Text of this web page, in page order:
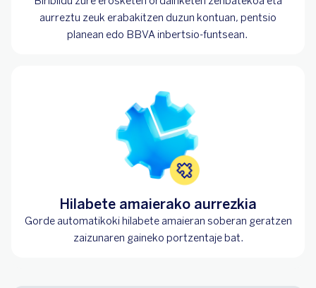
aurreztu zeuk erabakitzen duzun kontuan, pentsio
planean edo BBVA inbertsio-funtsean.
Hilabete amaierako aurrezkia
Gorde automatikoki hilabete amaieran soberan geratzen
zaizunaren gaineko portzentaje bat.